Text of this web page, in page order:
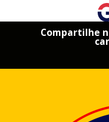
Compartilhe